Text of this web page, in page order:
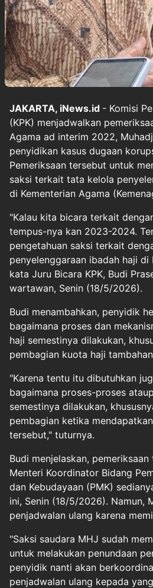
JAKARTA, iNews.id - Komisi
(KPK) menjadwalkan
Agama ad interim 2022,
penyidikan kasus dugaan
Pemeriksaan tersebut untuk
saksi terkait tata kelola
di Kementerian Agama
"Kalau kita bicara terkait
tempus-nya kan 2023-2024.
pengetahuan saksi terkait
penyelenggaraan ibadah haji di
kata Juru Bicara KPK, Budi
wartawan, Senin (18/5/2026).
Budi menambahkan, penyidik
bagaimana proses dan
haji semestinya dilakukan,
pembagian kuota haji
"Karena tentu itu dibutuhkan
bagaimana proses-proses
semestinya dilakukan,
pembagian ketika
tersebut," tuturnya.
Budi menjelaskan,
Menteri Koordinator Bidang
dan Kebudayaan (PMK)
ini, Senin (18/5/2026). Namun,
penjadwalan ulang karena
"Saksi saudara MHJ sudah
untuk melakukan penundaan
penyidik nanti akan
penjadwalan ulang kepada